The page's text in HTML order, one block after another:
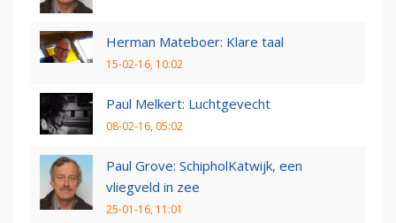
Herman Mateboer: Klare taal
15-02-16, 10:02
Paul Melkert: Luchtgevecht
08-02-16, 05:02
Paul Grove: SchipholKatwijk, een
vliegveld in zee
25-01-16, 11:01